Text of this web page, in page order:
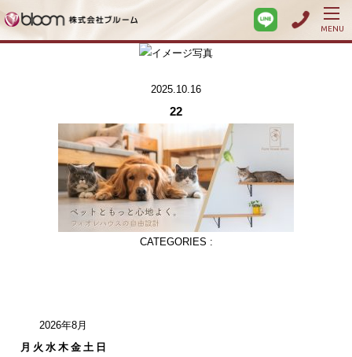
MENU
2025.10.16
22
CATEGORIES :
2026年8月
月 火 水 木 金 土 日